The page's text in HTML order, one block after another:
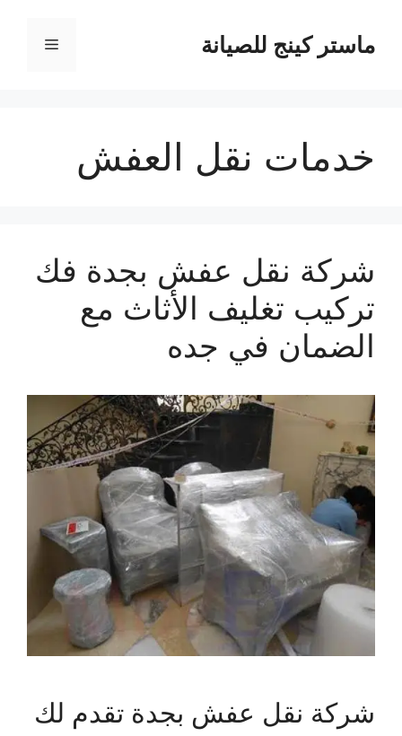
المحتوىماستر كينج للصيانة القائمة
خدمات نقل العفش
شركة نقل عفش بجدة فك
تركيب تغليف الأثاث مع
الضمان في جده
شركة نقل عفش بجدة تقدم لك